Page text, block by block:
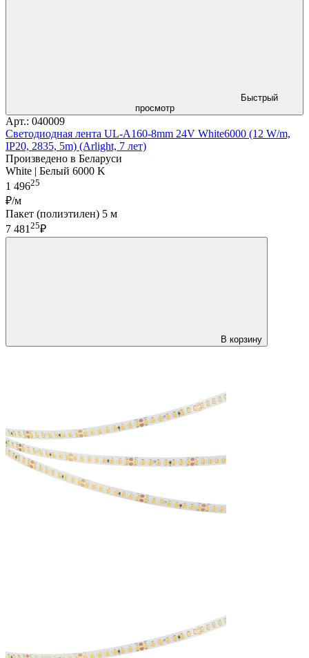
Быстрый
просмотр
Арт.: 040009
Светодиодная лента UL-A160-8mm 24V White6000 (12 W/m,
IP20, 2835, 5m) (Arlight, 7 лет)
Произведено в Беларуси
White | Белый 6000 K
1 49625
₽/м
Пакет (полиэтилен) 5 м
7 48125₽
В корзину